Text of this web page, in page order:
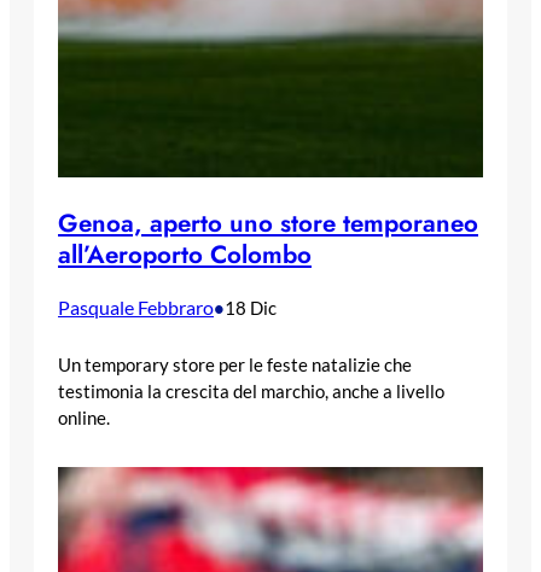
Genoa, aperto uno store temporaneo
all’Aeroporto Colombo
Pasquale Febbraro•18 Dic
Un temporary store per le feste natalizie che
testimonia la crescita del marchio, anche a livello
online.